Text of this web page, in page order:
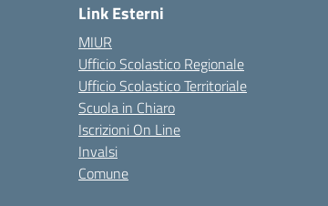
Link Esterni
MIUR
Ufficio Scolastico Regionale
Ufficio Scolastico Territoriale
Scuola in Chiaro
Iscrizioni On Line
Invalsi
Comune